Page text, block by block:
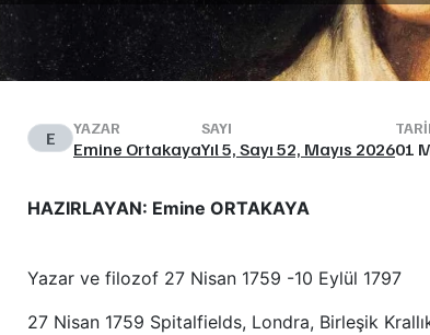
E YAZAR
Emine Ortakaya
SAYI
Yıl 5, Sayı 52, Mayıs 202601
HAZIRLAYAN: Emine ORTAKAYA
Yazar ve filozof 27 Nisan 1759 -10 Eylül 1797
27 Nisan 1759 Spitalfields, Londra, Birleşik